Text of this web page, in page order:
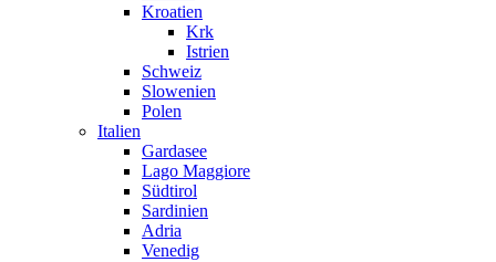
Kroatien
Krk
Istrien
Schweiz
Slowenien
Polen
Italien
Gardasee
Lago Maggiore
Südtirol
Sardinien
Adria
Venedig